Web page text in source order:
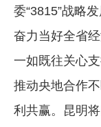
委“3815”战略
奋力当好全省
一如既往关心
推动央地合作
利共赢。昆明